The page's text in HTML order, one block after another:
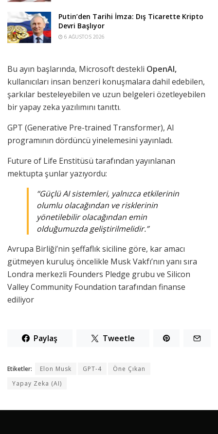
Putin’den Tarihi İmza: Dış Ticarette Kripto
Devri Başlıyor
6 AĞUSTOS 2026
Bu ayın başlarında, Microsoft destekli OpenAI,
kullanıcıları insan benzeri konuşmalara dahil edebilen,
şarkılar besteleyebilen ve uzun belgeleri özetleyebilen
bir yapay zeka yazılımını tanıttı.
GPT (Generative Pre-trained Transformer), AI
programının dördüncü yinelemesini yayınladı.
Future of Life Enstitüsü tarafından yayınlanan
mektupta şunlar yazıyordu:
“Güçlü AI sistemleri, yalnızca etkilerinin
olumlu olacağından ve risklerinin
yönetilebilir olacağından emin
olduğumuzda geliştirilmelidir.”
Avrupa Birliği’nin şeffaflık siciline göre, kar amacı
gütmeyen kuruluş öncelikle Musk Vakfı’nın yanı sıra
Londra merkezli Founders Pledge grubu ve Silicon
Valley Community Foundation tarafından finanse
ediliyor
Paylaş Tweetle
Etiketler: Elon Musk GPT-4
Öne Çıkan
Yapay Zeka (AI)